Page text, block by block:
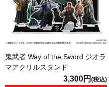
鬼武者 Way of the Sword ジオラ
マアクリルスタンド
3,300円 (税込)